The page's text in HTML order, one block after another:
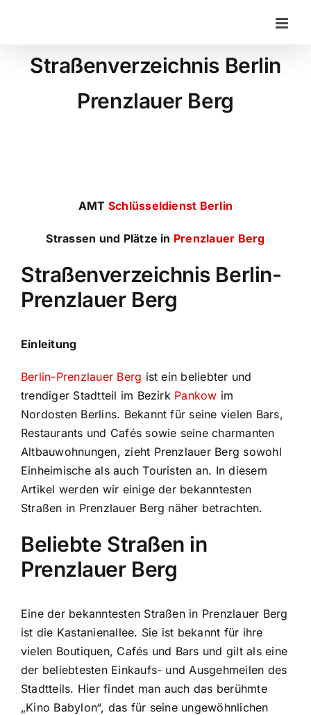
Straßenverzeichnis Berlin
Prenzlauer Berg
AMT Schlüsseldienst Berlin
Strassen und Plätze in Prenzlauer Berg
Straßenverzeichnis Berlin-
Prenzlauer Berg
Einleitung
Berlin-Prenzlauer Berg ist ein beliebter und
trendiger Stadtteil im Bezirk Pankow im
Nordosten Berlins. Bekannt für seine vielen Bars,
Restaurants und Cafés sowie seine charmanten
Altbauwohnungen, zieht Prenzlauer Berg sowohl
Einheimische als auch Touristen an. In diesem
Artikel werden wir einige der bekanntesten
Straßen in Prenzlauer Berg näher betrachten.
Beliebte Straßen in
Prenzlauer Berg
Eine der bekanntesten Straßen in Prenzlauer Berg
ist die Kastanienallee. Sie ist bekannt für ihre
vielen Boutiquen, Cafés und Bars und gilt als eine
der beliebtesten Einkaufs- und Ausgehmeilen des
Stadtteils. Hier findet man auch das berühmte
„Kino Babylon“, das für seine ungewöhnlichen